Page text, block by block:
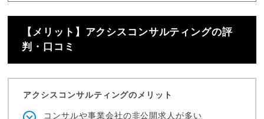
【メリット】アクシスコンサルティングの評
判・口コミ
アクシスコンサルティングのメリット
コンサルや事業会社の非公開求人が多い